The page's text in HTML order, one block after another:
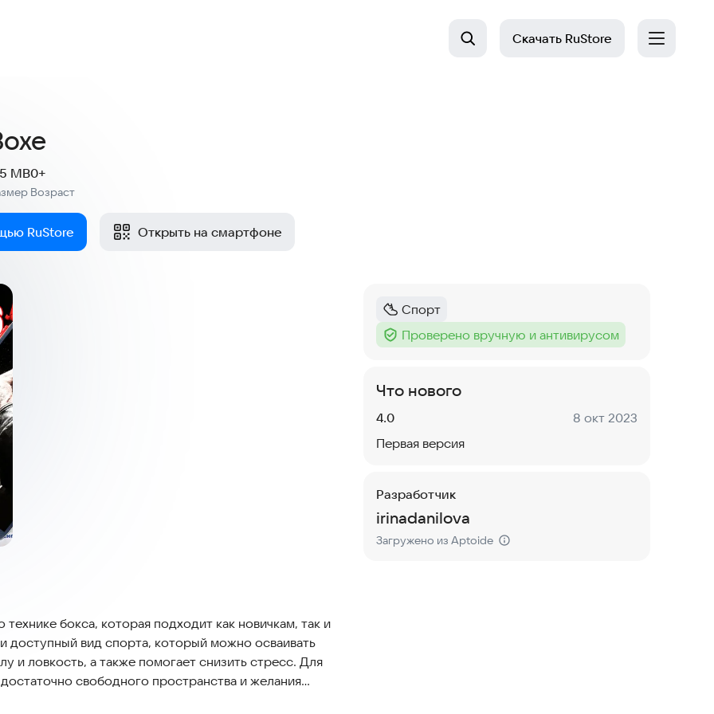
Скачать RuStore
MB
Возраст
0+
RuStore Открыть на смартфоне
бокса, которая подходит как новичкам, так и
вид спорта, который можно осваивать
и ловкость, а также помогает снизить стресс. Для
свободного пространства и желания
и уровней подготовки.
Категория
Спорт
Тег :
Проверено вручную и антивирусом
Что нового
Версия:
4.0 Дата:
8 окт 2023
Первая версия
Разработчик
irinadanilova
Загружено из Aptoide